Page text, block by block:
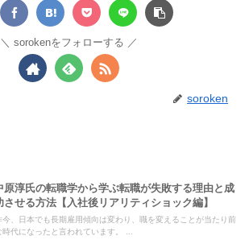
sorokenをフォローする
soroken
原淳氏の転職学から学ぶ転職が失敗する理由と成
させる方法【入社後リアリティショック編】
今、日本でも長期雇用傾向は変わり、職を変えることが当たり前
時代になったと言われています。 ...